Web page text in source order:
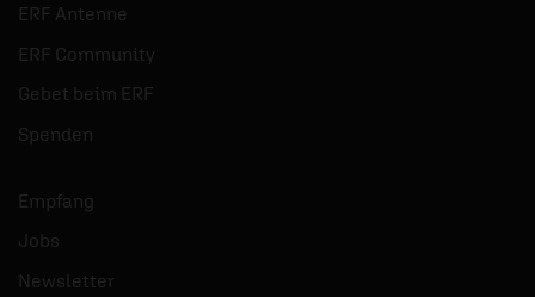
ERF Antenne
ERF Community
Gebet beim ERF
Spenden
Empfang
Jobs
Newsletter